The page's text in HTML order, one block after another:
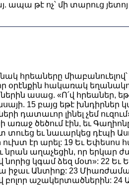
ապա թէ ոչ՝ մի տարուց յետոյ
հրեաները
օրէնքին հակառակ
ասաց. «Ո՛վ հրեաներ,
15 բայց եթէ խնդիրներ
դատաւոր լինել չեմ
առաջ ծեծում էին, եւ
տուեց եւ նաւարկեց դէպի
էր արել: 19 Եւ Եփեսոս
նրան աղաչեցին, որ երկար
կգամ ձեզ մօտ»: 22 Եւ
իջաւ Անտիոք: 23
աշակերտածներին: 24